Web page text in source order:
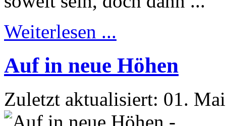
Weiterlesen ...
Auf in neue Höhen
Zuletzt aktualisiert: 01.